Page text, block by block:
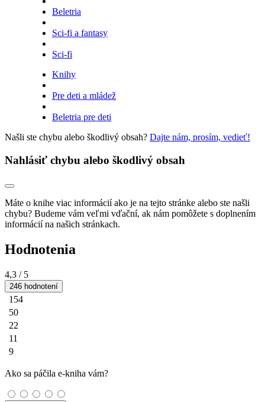
Beletria
Sci-fi a fantasy
Sci-fi
Knihy
Pre deti a mládež
Beletria pre deti
Našli ste chybu alebo škodlivý obsah? Dajte nám, prosím, vedieť!
Nahlásiť chybu alebo škodlivý obsah
Máte o knihe viac informácií ako je na tejto stránke alebo ste našli
chybu? Budeme vám veľmi vďační, ak nám pomôžete s doplnením
informácií na našich stránkach.
Hodnotenia
4,3 / 5
246 hodnotení
154
50
22
11
9
Ako sa páčila e-kniha vám?